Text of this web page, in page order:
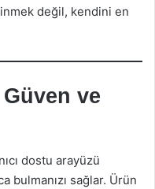
değil, kendini en
ve
dostu arayüzü
bulmanızı sağlar. Ürün